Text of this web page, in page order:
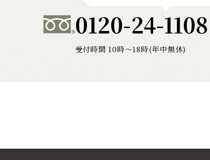
0120-24-1108
受付時間 10時〜18時(年中無休)